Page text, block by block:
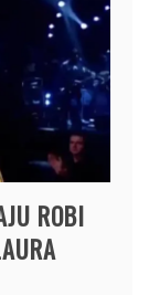
ROBI